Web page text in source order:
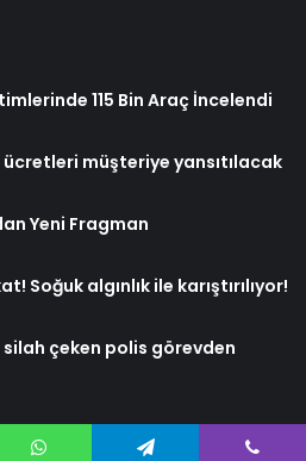
115 Bin Araç İncelendi
müşteriye yansıtılacak
Yeni Fragman
Soğuk algınlık ile karıştırılıyor!
silah çeken polis görevden